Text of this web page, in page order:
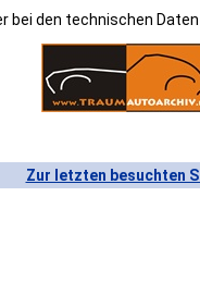
bei den technischen
Zur letzten besuchten